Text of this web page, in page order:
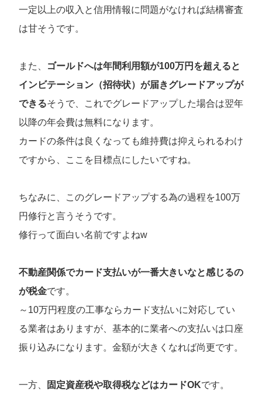
一定以上の収入と信用情報に問題がなければ結構審査
は甘そうです。
また、
ゴールドへは年間利用額が100万円を超えると
インビテーション（招待状）が届きグレードアップが
できるそうで、これでグレードアップした場合は翌年
以降の年会費は無料になります。
カードの条件は良くなっても維持費は抑えられるわけ
ですから、ここを目標点にしたいですね。
ちなみに、このグレードアップする為の過程を100万
円修行と言うそうです。
修行って面白い名前ですよねw
不動産関係でカード支払いが一番大きいなと感じるの
が税金です。
～10万円程度の工事ならカード支払いに対応してい
る業者はありますが、基本的に業者への支払いは口座
振り込みになります。金額が大きくなれば尚更です。
一方、 固定資産税や取得税などはカードOKです。